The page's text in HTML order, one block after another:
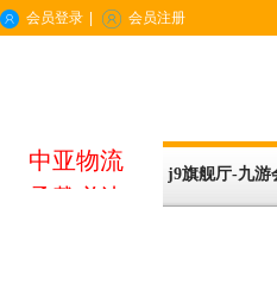
中亚物流
承载必达
j9旗舰厅-九游
会员登录 会员注册